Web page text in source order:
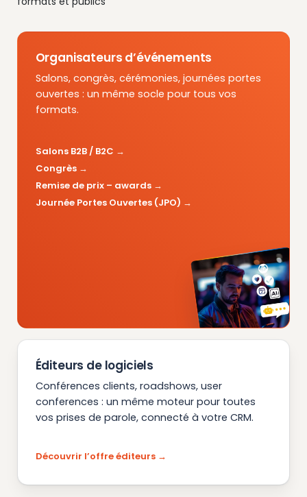
Organisateurs d’événements
Salons, congrès, cérémonies, journées portes
ouvertes : un même socle pour tous vos
formats.
Salons B2B / B2C
Congrès
Remise de prix – awards
Journée Portes Ouvertes (JPO)
Éditeurs de logiciels
Conférences clients, roadshows, user
conferences : un même moteur pour toutes
vos prises de parole, connecté à votre CRM.
Découvrir l’offre éditeurs